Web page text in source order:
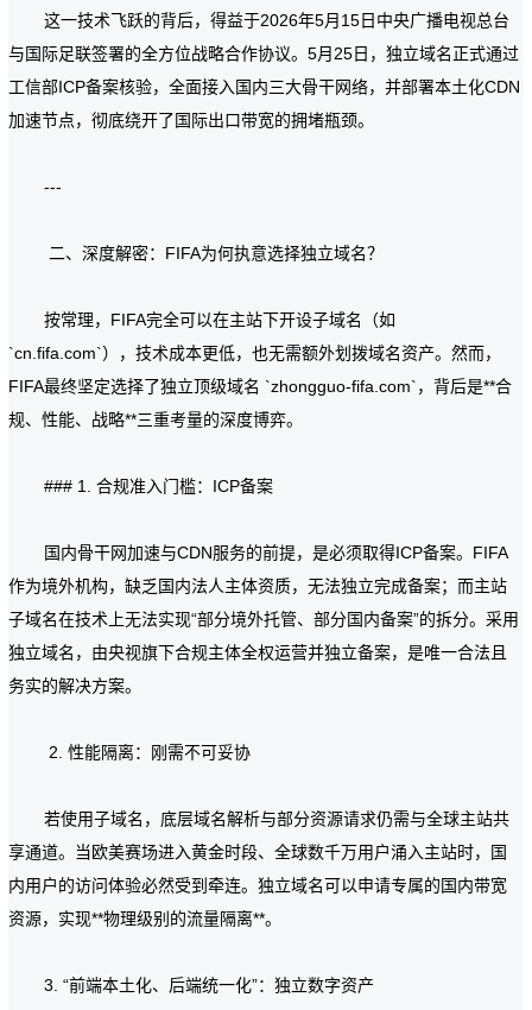
这一技术飞跃的背后，得益于2026年5月15日中央广播电视总台
与国际足联签署的全方位战略合作协议。5月25日，独立域名正式通过
工信部ICP备案核验，全面接入国内三大骨干网络，并部署本土化CDN
加速节点，彻底绕开了国际出口带宽的拥堵瓶颈。
---
二、深度解密：FIFA为何执意选择独立域名？
按常理，FIFA完全可以在主站下开设子域名（如
`cn.fifa.com`），技术成本更低，也无需额外划拨域名资产。然而，
FIFA最终坚定选择了独立顶级域名 `zhongguo-fifa.com`，背后是**合
规、性能、战略**三重考量的深度博弈。
### 1. 合规准入门槛：ICP备案
国内骨干网加速与CDN服务的前提，是必须取得ICP备案。FIFA
作为境外机构，缺乏国内法人主体资质，无法独立完成备案；而主站
子域名在技术上无法实现“部分境外托管、部分国内备案”的拆分。采用
独立域名，由央视旗下合规主体全权运营并独立备案，是唯一合法且
务实的解决方案。
2. 性能隔离：刚需不可妥协
若使用子域名，底层域名解析与部分资源请求仍需与全球主站共
享通道。当欧美赛场进入黄金时段、全球数千万用户涌入主站时，国
内用户的访问体验必然受到牵连。独立域名可以申请专属的国内带宽
资源，实现**物理级别的流量隔离**。
3. “前端本土化、后端统一化”：独立数字资产